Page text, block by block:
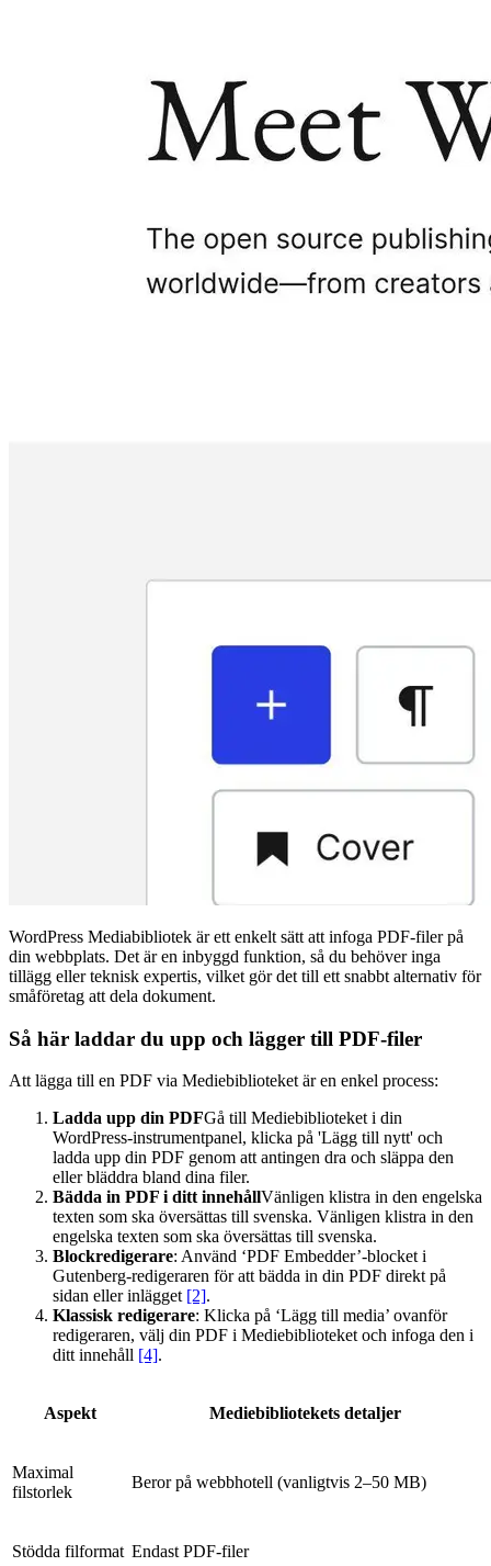
WordPress Mediabibliotek är ett enkelt sätt att infoga PDF-filer på
din webbplats. Det är en inbyggd funktion, så du behöver inga
tillägg eller teknisk expertis, vilket gör det till ett snabbt alternativ för
småföretag att dela dokument.
Så här laddar du upp och lägger till PDF-filer
Att lägga till en PDF via Mediebiblioteket är en enkel process:
Ladda upp din PDFGå till Mediebiblioteket i din
WordPress-instrumentpanel, klicka på 'Lägg till nytt' och
ladda upp din PDF genom att antingen dra och släppa den
eller bläddra bland dina filer.
Bädda in PDF i ditt innehållVänligen klistra in den engelska
texten som ska översättas till svenska. Vänligen klistra in den
engelska texten som ska översättas till svenska.
Blockredigerare: Använd ‘PDF Embedder’-blocket i
Gutenberg-redigeraren för att bädda in din PDF direkt på
sidan eller inlägget [2].
Klassisk redigerare: Klicka på ‘Lägg till media’ ovanför
redigeraren, välj din PDF i Mediebiblioteket och infoga den i
ditt innehåll [4].
Aspekt Mediebibliotekets detaljer
Maximal
filstorlek
Beror på webbhotell (vanligtvis 2–50 MB)
Stödda filformat Endast PDF-filer